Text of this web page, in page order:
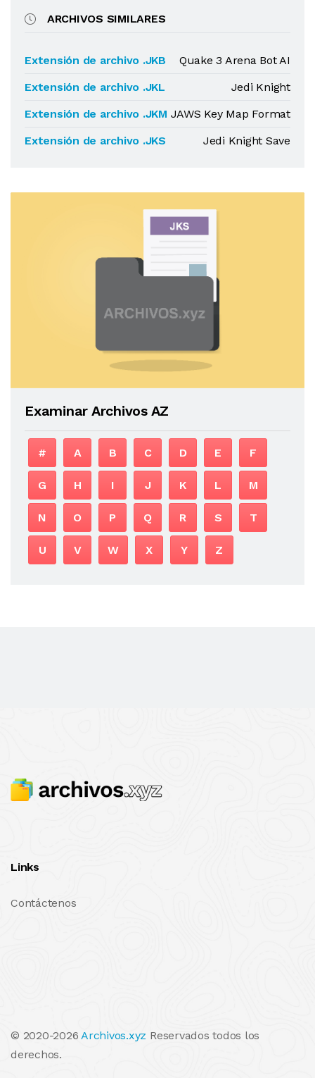
ARCHIVOS SIMILARES
Extensión de archivo .JKB
Quake 3 Arena Bot AI
Extensión de archivo .JKL
Jedi Knight
Extensión de archivo .JKM JAWS Key Map Format
Extensión de archivo .JKS
Jedi Knight Save
Examinar Archivos AZ
# A B C D E F
G H I J K L M
N O P Q R S T
U V W X Y Z
Links
Contáctenos
© 2020-2026Archivos.xyz Reservados todos los
derechos.